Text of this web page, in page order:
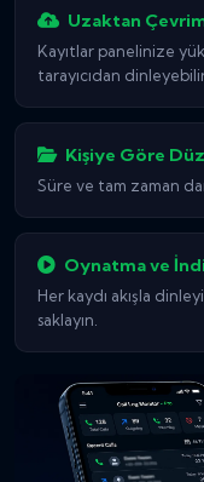
Uzaktan
Kayıtlar panelinize
tarayıcıdan
Kişiye Göre
Süre ve tam zaman
Oynatma ve
Her kaydı akışla
saklayın.